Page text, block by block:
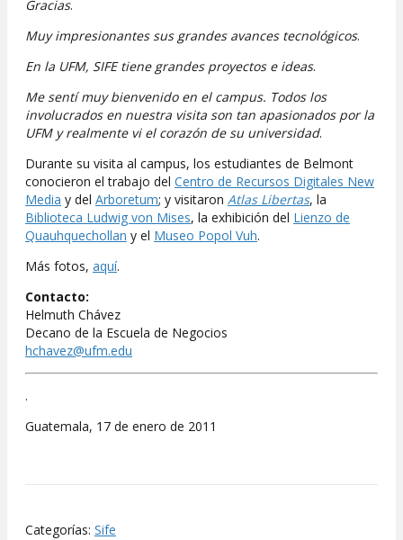
Gracias.
Muy impresionantes sus grandes avances tecnológicos.
En la UFM, SIFE tiene grandes proyectos e ideas.
Me sentí muy bienvenido en el campus. Todos los
involucrados en nuestra visita son tan apasionados por la
UFM y realmente vi el corazón de su universidad.
Durante su visita al campus, los estudiantes de Belmont
conocieron el trabajo del Centro de Recursos Digitales New
Media y del Arboretum; y visitaron Atlas Libertas, la
Biblioteca Ludwig von Mises, la exhibición del Lienzo de
Quauhquechollan y el Museo Popol Vuh.
Más fotos, aquí.
Contacto:
Helmuth Chávez
Decano de la Escuela de Negocios
hchavez@ufm.edu
.
Guatemala, 17 de enero de 2011
Categorías: Sife